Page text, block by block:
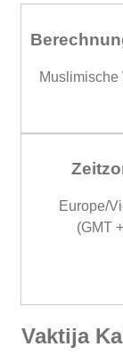
Muslimische
Europe/
(GMT
Vaktija